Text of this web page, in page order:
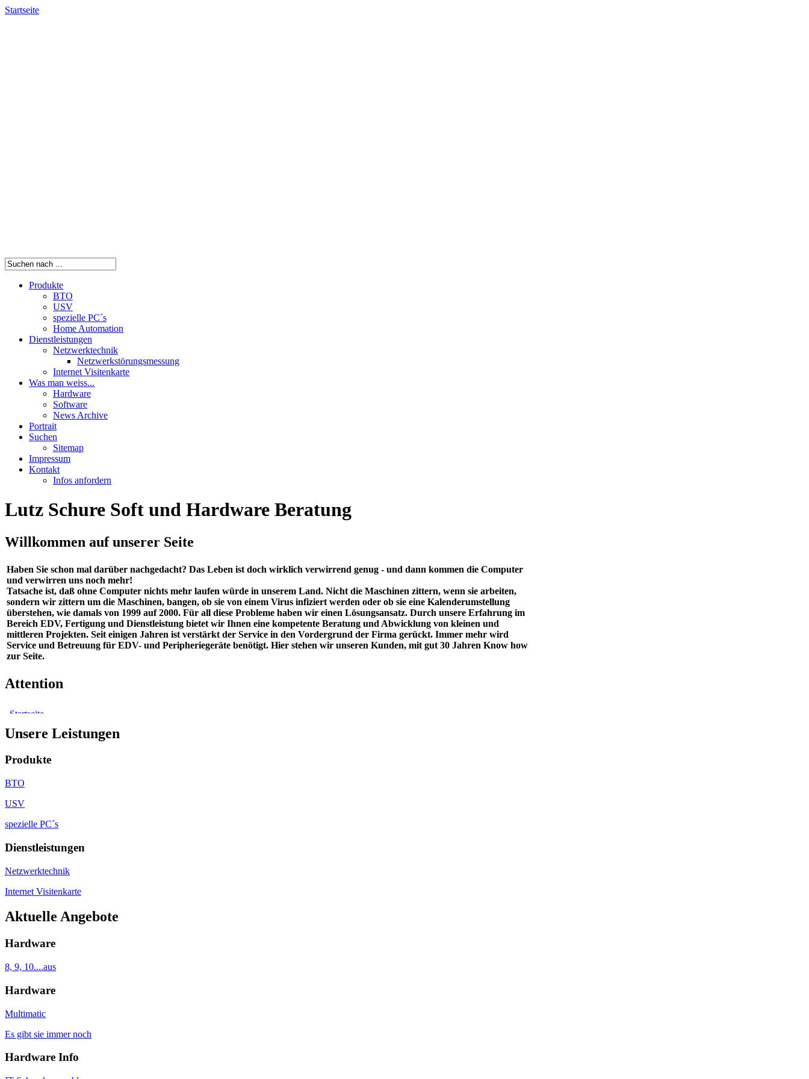
Startseite
Produkte
BTO
USV
spezielle PC´s
Home Automation
Dienstleistungen
Netzwerktechnik
Netzwerkstörungsmessung
Internet Visitenkarte
Was man weiss...
Hardware
Software
News Archive
Portrait
Suchen
Sitemap
Impressum
Kontakt
Infos anfordern
Lutz Schure Soft und Hardware Beratung
Willkommen auf unserer Seite
Haben Sie schon mal darüber nachgedacht? Das Leben ist doch wirklich verwirrend genug - und dann kommen die Computer
und verwirren uns noch mehr!
Tatsache ist, daß ohne Computer nichts mehr laufen würde in unserem Land. Nicht die Maschinen zittern, wenn sie arbeiten,
sondern wir zittern um die Maschinen, bangen, ob sie von einem Virus infiziert werden oder ob sie eine Kalenderumstellung
überstehen, wie damals von 1999 auf 2000. Für all diese Probleme haben wir einen Lösungsansatz. Durch unsere Erfahrung im
Bereich EDV, Fertigung und Dienstleistung bietet wir Ihnen eine kompetente Beratung und Abwicklung von kleinen und
mittleren Projekten. Seit einigen Jahren ist verstärkt der Service in den Vordergrund der Firma gerückt. Immer mehr wird
Service und Betreuung für EDV- und Peripheriegeräte benötigt. Hier stehen wir unseren Kunden, mit gut 30 Jahren Know how
zur Seite.
Attention
Unsere Leistungen
Produkte
BTO
USV
spezielle PC´s
Dienstleistungen
Netzwerktechnik
Internet Visitenkarte
Aktuelle Angebote
Hardware
8, 9, 10....aus
Hardware
Multimatic
Es gibt sie immer noch
Hardware Info